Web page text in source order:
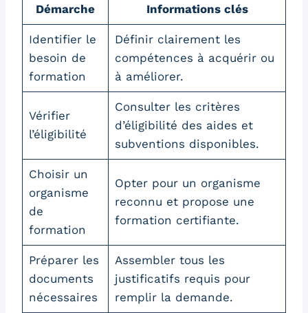
Démarche Informations clés
Identifier le
besoin de
formation
Définir clairement les
compétences à acquérir ou
à améliorer.
Vérifier
l’éligibilité
Consulter les critères
d’éligibilité des aides et
subventions disponibles.
Choisir un
organisme
de
formation
Opter pour un organisme
reconnu et propose une
formation certifiante.
Préparer les
documents
nécessaires
Assembler tous les
justificatifs requis pour
remplir la demande.